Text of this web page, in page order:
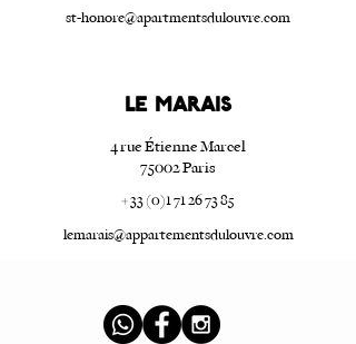
st-honore@apartmentsdulouvre.com
Le Marais
4 rue Étienne Marcel
75002 Paris
+ 33 (0)1 71 26 73 85
lemarais@appartementsdulouvre.com